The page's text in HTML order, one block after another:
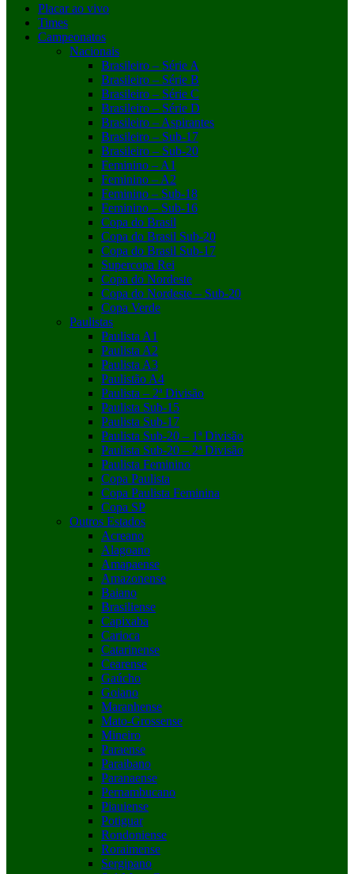
Placar ao vivo
Times
Campeonatos
Nacionais
Brasileiro – Série A
Brasileiro – Série B
Brasileiro – Série C
Brasileiro – Série D
Brasileiro – Aspirantes
Brasileiro – Sub-17
Brasileiro – Sub-20
Feminino – A1
Feminino – A2
Feminino – Sub-18
Feminino – Sub-16
Copa do Brasil
Copa do Brasil Sub-20
Copa do Brasil Sub-17
Supercopa Rei
Copa do Nordeste
Copa do Nordeste – Sub-20
Copa Verde
Paulistas
Paulista A1
Paulista A2
Paulista A3
Paulistão A4
Paulista – 2ª Divisão
Paulista Sub-15
Paulista Sub-17
Paulista Sub-20 – 1ª Divisão
Paulista Sub-20 – 2ª Divisão
Paulista Feminino
Copa Paulista
Copa Paulista Feminina
Copa SP
Outros Estados
Acreano
Alagoano
Amapaense
Amazonense
Baiano
Brasiliense
Capixaba
Carioca
Catarinense
Cearense
Gaúcho
Goiano
Maranhense
Mato-Grossense
Mineiro
Paraense
Paraibano
Paranaense
Pernambucano
Piauiense
Potiguar
Rondoniense
Roraimense
Sergipano